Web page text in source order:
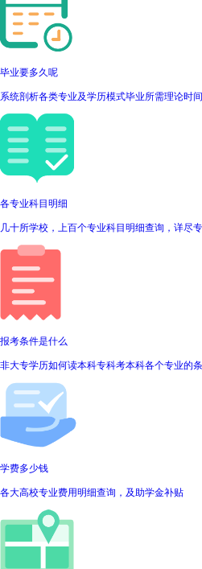
毕业要多久呢
系统剖析各类专业及学历模式毕业所需理论时
各专业科目明细
几十所学校，上百个专业科目明细查询，详尽
报考条件是什么
非大专学历如何读本科专科考本科各个专业的
学费多少钱
各大高校专业费用明细查询，及助学金补贴